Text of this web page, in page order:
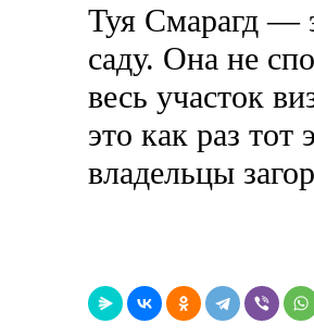
Туя Смарагд —
саду. Она не
весь участок
это как раз
владельцы